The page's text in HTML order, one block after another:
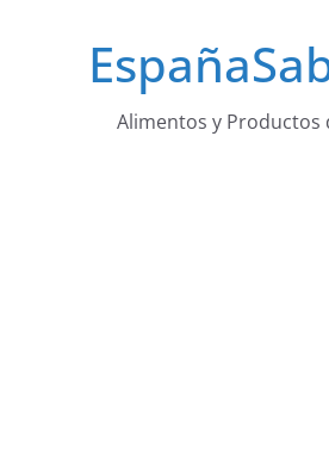
Alimentos y Productos